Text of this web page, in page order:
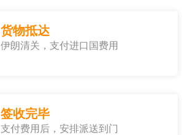
货物抵达
伊朗清关，支付进口国费用
签收完毕
支付费用后，安排派送到门